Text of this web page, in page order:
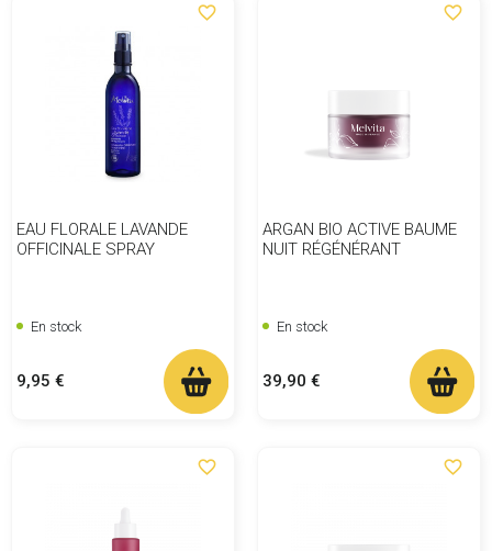
favorite_border
EAU FLORALE LAVANDE
OFFICINALE SPRAY
En stock
Prix
9,95 €
favorite_border
ARGAN BIO ACTIVE BAUME
NUIT RÉGÉNÉRANT
En stock
Prix
39,90 €
favorite_border favorite_border